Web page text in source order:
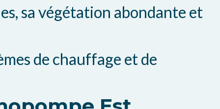
sa végétation abondante et
de chauffage et de